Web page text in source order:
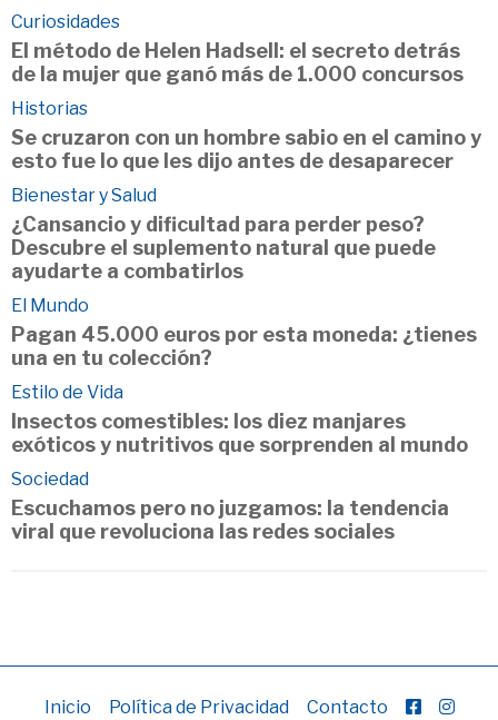
Curiosidades
El método de Helen Hadsell: el secreto detrás
de la mujer que ganó más de 1.000 concursos
Historias
Se cruzaron con un hombre sabio en el camino y
esto fue lo que les dijo antes de desaparecer
Bienestar y Salud
¿Cansancio y dificultad para perder peso?
Descubre el suplemento natural que puede
ayudarte a combatirlos
El Mundo
Pagan 45.000 euros por esta moneda: ¿tienes
una en tu colección?
Estilo de Vida
Insectos comestibles: los diez manjares
exóticos y nutritivos que sorprenden al mundo
Sociedad
Escuchamos pero no juzgamos: la tendencia
viral que revoluciona las redes sociales
Inicio Política de Privacidad Contacto